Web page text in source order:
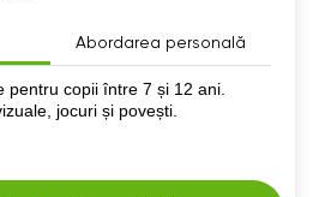
Abordarea personală
pentru copii între 7 și 12 ani.
jocuri și povești.